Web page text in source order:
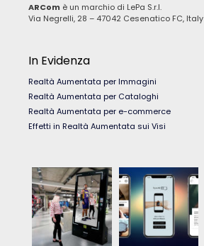
ARCom è un marchio di LePa S.r.l.
Via Negrelli, 28 – 47042 Cesenatico FC, Italy
In Evidenza
Realtà Aumentata per Immagini
Realtà Aumentata per Cataloghi
Realtà Aumentata per e-commerce
Effetti in Realtà Aumentata sui Visi